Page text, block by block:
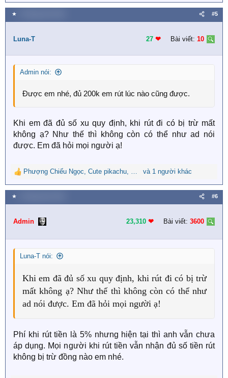
e
a
c
i
n
s
★ #5
Luna-T 27 ❤︎ Bài viết: 10
Admin nói:
Được em nhé, đủ 200k em rút lúc nào cũng được.
Khi em đã đủ số xu quy định, khi rút đi có bị trừ mất
không ạ? Như thế thì không còn có thể như ad nói
được. Em đã hỏi mọi người ạ!
R
e
a
c
i
n
s
Phượng Chiếu Ngọc, Cute pikachu, Lâm Như
và 1 người khác
★ #6
Admin 23,310 ❤︎ Bài viết: 3600
Luna-T nói:
Khi em đã đủ số xu quy định, khi rút đi có bị trừ
mất không ạ? Như thế thì không còn có thể như
ad nói được. Em đã hỏi mọi người ạ!
Phí khi rút tiền là 5% nhưng hiện tại thì anh vẫn chưa
áp dụng. Mọi người khi rút tiền vẫn nhận đủ số tiền rút
không bị trừ đồng nào em nhé.